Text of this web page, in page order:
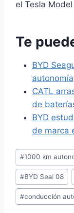
el Tesla
Te
BYD
autonomía
CATL
de
BYD
de marca
Etiquetas
de
la
entrada:
#1000 km
#BYD Seal 08
#conducción